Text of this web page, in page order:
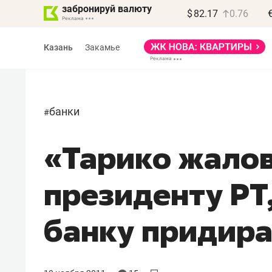
забронируй валюту $ 82.17 0.76
Казань Закамье
#банки
«Тарико
президенту
банку